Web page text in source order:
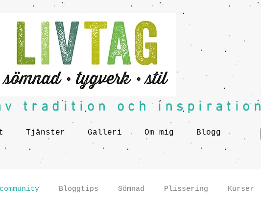
tradition och inspiration
Tjänster Galleri Om mig Blogg
Bloggtips Sömnad Plissering Kurser